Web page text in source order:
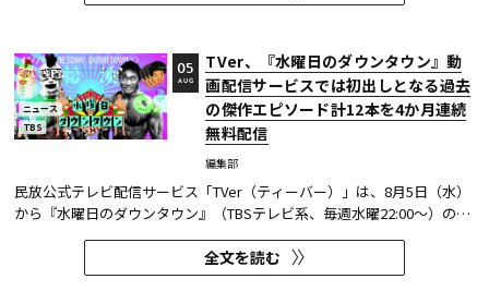
ニュース
TBS
TVer、『水曜日のダウンタウン』動
画配信サービスでは初出しとなる過去
の傑作エピソード計12本を4か月連続
無料配信
編集部
05
AUG
民放公式テレビ配信サービス「TVer（ティーバー）」は、8月5日（水）
から『水曜日のダウンタウン』（TBSテレビ系、毎週水曜22:00～）の過
去に放送された傑作エピソード計12本を4か月にわたり配信する。本エ
ピソードが動画配信サービスで配信されるのは今回が初めてとなる。
TVerはすべて無料で見放題となっている。 『水曜日のダウンタウン...
全文を読む